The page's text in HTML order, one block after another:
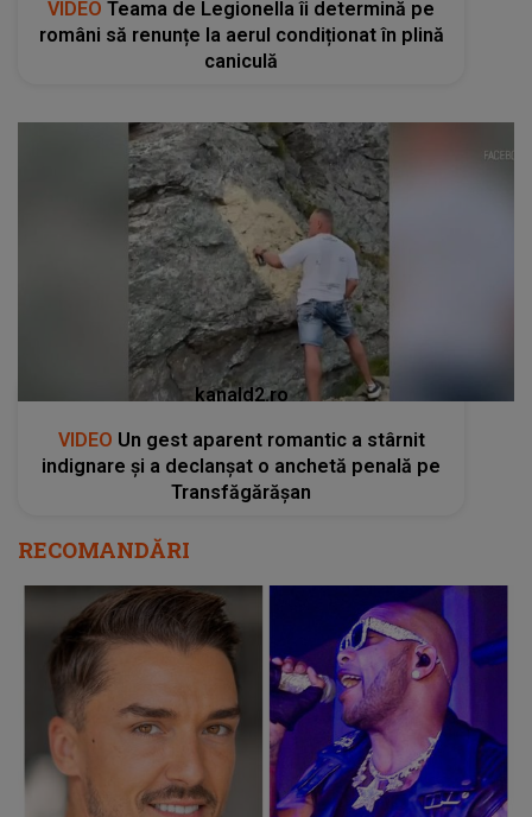
VIDEO Teama de Legionella îi determină pe
români să renunțe la aerul condiționat în plină
caniculă
kanald2.ro
VIDEO Un gest aparent romantic a stârnit
indignare și a declanșat o anchetă penală pe
Transfăgărășan
RECOMANDĂRI